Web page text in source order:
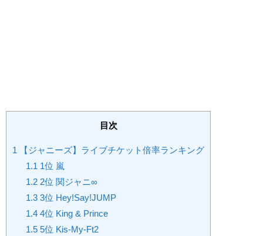
目次
1 【ジャニーズ】ライブチケット倍率ランキング
1.1 1位 嵐
1.22位 関ジャニ∞
1.33位 Hey!Say!JUMP
1.44位 King & Prince
1.55位 Kis-My-Ft2